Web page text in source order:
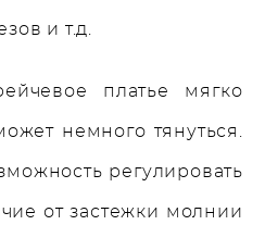
и т.д.
платье мягко
немного тянуться.
регулировать
от застежки молнии